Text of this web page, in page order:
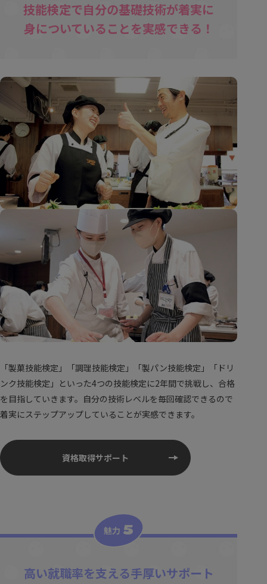
技能検定で自分の基礎技術が着実に
身についていることを実感できる！
「製菓技能検定」「調理技能検定」「製パン技能検定」「ドリ
ンク技能検定」といった4つの技能検定に2年間で挑戦し、合格
を目指していきます。自分の技術レベルを毎回確認できるので
着実にステップアップしていることが実感できます。
資格取得サポート
魅力 5
高い就職率を支える手厚いサポート